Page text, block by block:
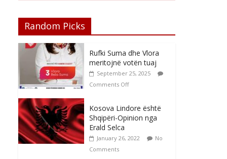
Random Picks
Rufki Suma dhe Vlora
meritojnë votën tuaj
September 25, 2025
Comments Off
Kosova Lindore është
Shqipëri-Opinion nga
Erald Selca
January 26, 2022
No
Comments